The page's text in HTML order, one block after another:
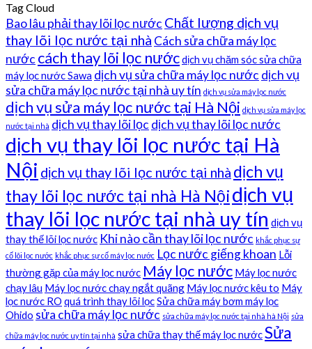
Tag Cloud
Bao lâu phải thay lõi lọc nước Chất lượng dịch vụ
thay lõi lọc nước tại nhà Cách sửa chữa máy lọc
nước cách thay lõi lọc nướcdịch vụ chăm sóc sửa chữa
máy lọc nước Sawa dịch vụ sửa chữa máy lọc nước dịch vụ
sửa chữa máy lọc nước tại nhà uy tín dịch vụ sửa máy lọc nước
dịch vụ sửa máy lọc nước tại Hà Nội dịch vụ sửa máy lọc
nước tại nhà dịch vụ thay lõi lọc dịch vụ thay lõi lọc nước
dịch vụ thay lõi lọc nước tại Hà
Nội dịch vụ thay lõi lọc nước tại nhà dịch vụ
thay lõi lọc nước tại nhà Hà Nộidịch vụ
thay lõi lọc nước tại nhà uy tín dịch vụ
thay thế lõi lọc nước Khi nào cần thay lõi lọc nước khắc phục sự
cố lõi lọc nước khắc phục sự cố máy lọc nước Lọc nước giếng khoan Lỗi
thường gặp của máy lọc nước Máy lọc nước Máy lọc nước
chạy lâu Máy lọc nước chạy ngắt quãng Máy lọc nước kêu to Máy
lọc nước RO quá trình thay lõi lọcSửa chữa máy bơm máy lọc
Ohido sửa chữa máy lọc nước sửa chữa máy lọc nước tại nhà hà Nội sửa
chữa máy lọc nước uy tín tại nhà sửa chữa thay thế máy lọc nướcSửa